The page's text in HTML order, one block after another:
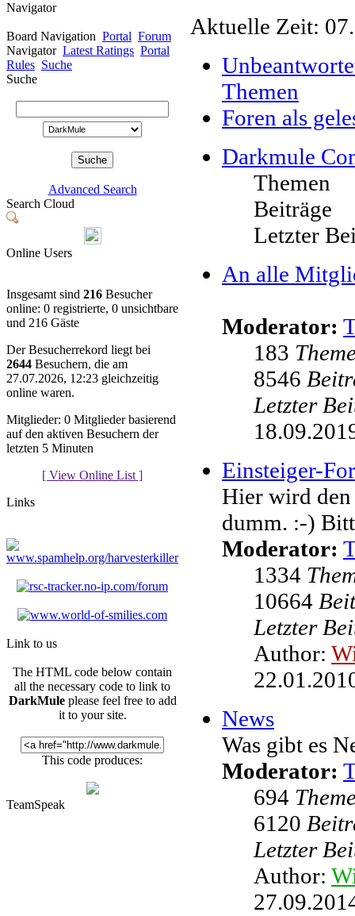
Navigator
Board Navigation Portal Forum
Navigator Latest Ratings Portal
Rules Suche
Suche
Advanced Search
Search Cloud
Online Users
Insgesamt sind 216 Besucher
online: 0 registrierte, 0 unsichtbare
und 216 Gäste
Der Besucherrekord liegt bei
2644 Besuchern, die am
27.07.2026, 12:23 gleichzeitig
online waren.
Mitglieder: 0 Mitglieder basierend
auf den aktiven Besuchern der
letzten 5 Minuten
[ View Online List ]
Links
Link to us
The HTML code below contain
all the necessary code to link to
DarkMuleplease feel free to add
it to your site.
This code produces:
TeamSpeak
Aktuelle Zeit:
Themen
Foren als
Darkmule
Themen
Beiträge
Letzter
An alle
Moderator:
183
8546
Letzter
Einsteiger-
Hier wird
dumm. :-)
Moderator:
1334
10664
Letzter
Author:
News
Was gibt es
Moderator:
694
6120
Letzter
Author: